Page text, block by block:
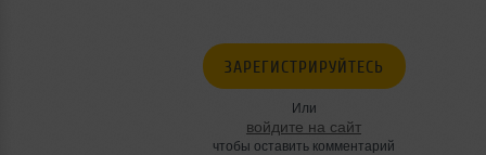
ЗАРЕГИСТРИРУЙТЕСЬ
Или
войдите на сайт
чтобы оставить комментарий